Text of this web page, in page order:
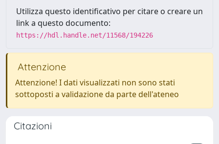
Utilizza questo identificativo per citare o creare un
link a questo documento:
https://hdl.handle.net/11568/194226
Attenzione
Attenzione! I dati visualizzati non sono stati
sottoposti a validazione da parte dell'ateneo
Citazioni